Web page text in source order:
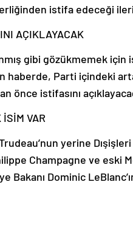
istifa edeceği
AÇIKLAYACAK
gibi gözükmemek
haberde, Parti içindeki
önce istifasını
İSİM VAR
yerine
Champagne ve eski
Bakanı Dominic